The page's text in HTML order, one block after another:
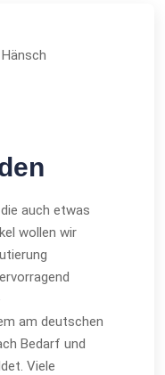
auch etwas
wollen wir
am deutschen
Bedarf und
Viele